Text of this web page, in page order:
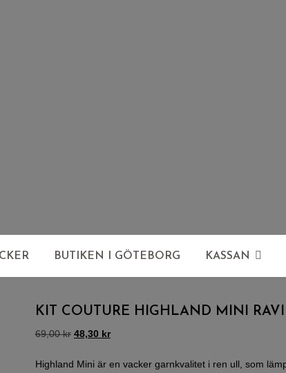
BUTIKEN I GÖTEBORG KASSAN
KIT COUTURE HIGHLAND MINI
69,00kr 48,30 kr
Highland Mini är en vacker garnkvalitet i ren ull, som